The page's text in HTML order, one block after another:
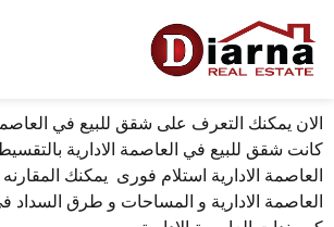
الان يمكنك التعرف على شقق للبيع في
كانت شقق للبيع في العاصمة الادارية
العاصمة الادارية استلام فورى يمكنك
العاصمة الادارية و المساحات و طرق